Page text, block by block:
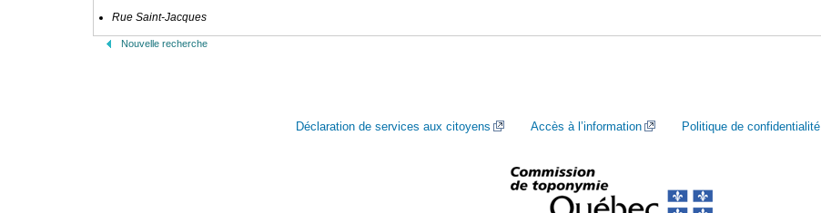
Rue Saint-Jacques
Nouvelle recherche
Déclaration de services aux citoyens Accès à l’information Politique de confidentialité